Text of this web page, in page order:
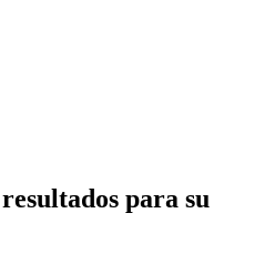
para su